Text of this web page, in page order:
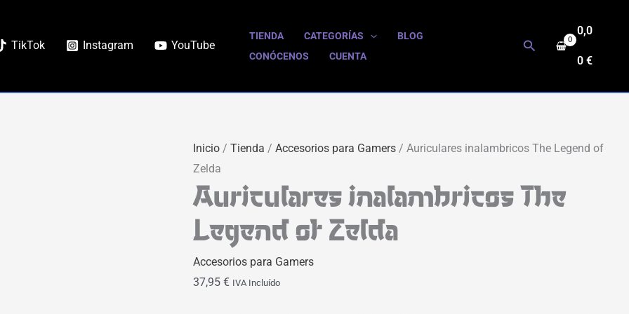
TikTok Instagram YouTube
TIENDA CATEGORÍAS
BLOG
CONÓCENOS
CUENTA
Buscar
0,0
0€
Inicio /Tienda /Accesorios para Gamers / Auriculares inalambricos The Legend of
Zelda
Auriculares inalambricos The
Legend of Zelda
Accesorios para Gamers
37,95€ IVA Incluído